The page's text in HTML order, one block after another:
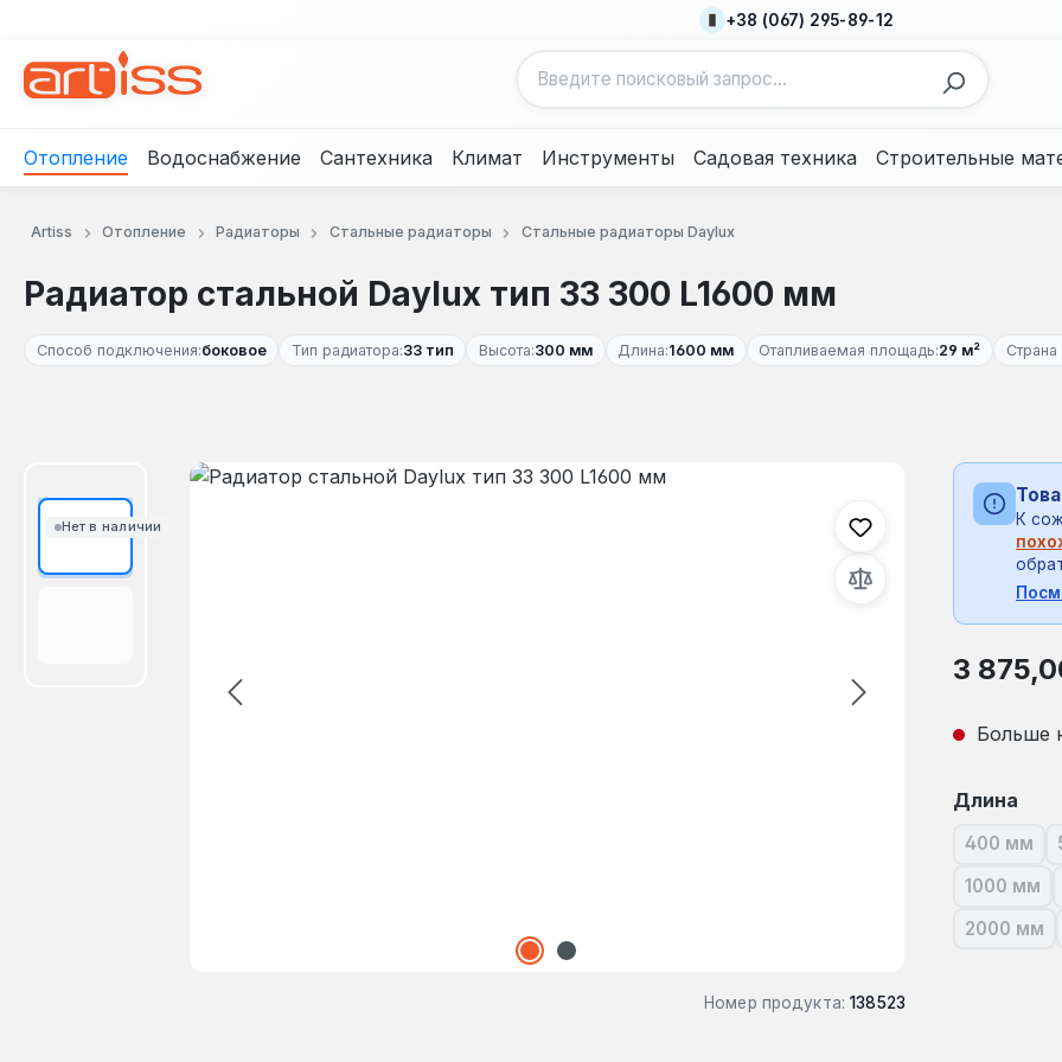
+38 (067) 295-89-12
Отопление Водоснабжение Сантехника Климат Инструменты Садовая техника Строительные
Artiss Отопление Радиаторы Стальные радиаторы Стальные радиаторы Daylux
Радиатор стальной Daylux тип 33 300 L1600 мм
Способ подключения:боковое Тип радиатора:33 тип Высота:300 мм Длина:1600 мм Отапливаемая площадь:29 м² Страна
Нет в наличии
Пропустить галерею изображений
Номер продукта: 138523
К
Обычная
3
Больше
Выберите
Длина
400 мм
(В
1000 мм
(В
2000 мм
(В